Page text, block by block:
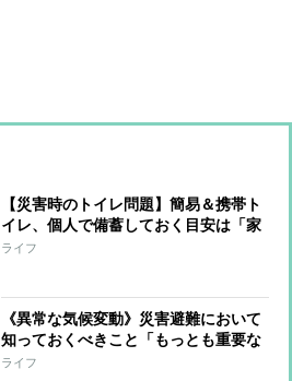
【災害時のトイレ問題】簡易＆携帯ト
イレ、個人で備蓄しておく目安は「家
族の人数×35個」
ライフ
《異常な気候変動》災害避難において
知っておくべきこと「もっとも重要な
のは日頃の備え」「危険を感じたら早
ライフ